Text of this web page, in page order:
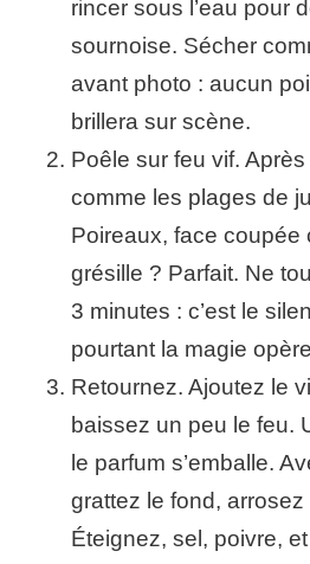
rincer sous l’eau pour
sournoise. Sécher
avant photo : aucun
brillera sur scène.
Poêle sur feu vif.
comme les plages de
Poireaux, face coupée
grésille ? Parfait. Ne
3 minutes : c’est le
pourtant la magie
Retournez. Ajoutez le
baissez un peu le feu.
le parfum s’emballe.
grattez le fond,
Éteignez, sel, poivre,